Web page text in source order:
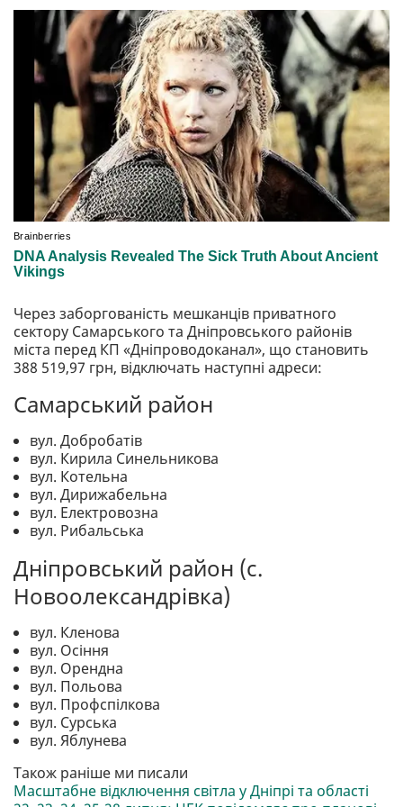
Через заборгованість мешканців приватного
сектору Самарського та Дніпровського районів
міста перед КП «Дніпроводоканал», що становить
388 519,97 грн, відключать наступні адреси:
Самарський район
вул. Добробатів
вул. Кирила Синельникова
вул. Котельна
вул. Дирижабельна
вул. Електровозна
вул. Рибальська
Дніпровський район (с.
Новоолександрівка)
вул. Кленова
вул. Осіння
вул. Орендна
вул. Польова
вул. Профспілкова
вул. Сурська
вул. Яблунева
Також раніше ми писали
Масштабне відключення світла у Дніпрі та області